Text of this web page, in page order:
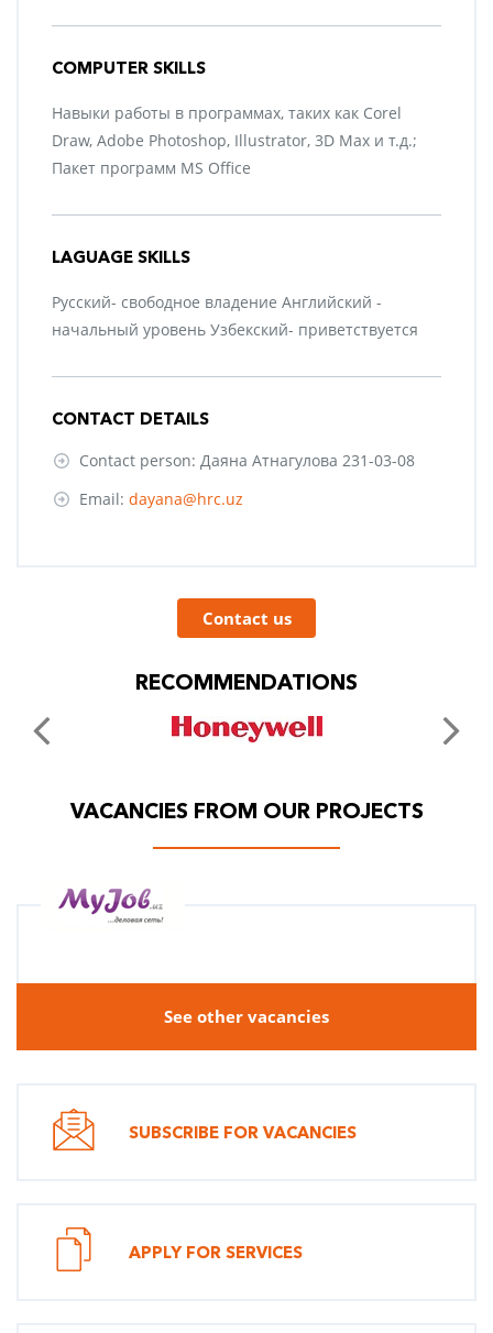
COMPUTER SKILLS
Навыки работы в программах, таких как Corel
Draw, Adobe Photoshop, Illustrator, 3D Max и т.д.;
Пакет программ MS Office
LAGUAGE SKILLS
Русский- свободное владение Английский -
начальный уровень Узбекский- приветствуется
CONTACT DETAILS
Contact person: Даяна Атнагулова 231-03-08
Email: dayana@hrc.uz
Contact us
RECOMMENDATIONS
VACANCIES FROM OUR PROJECTS
See other vacancies
SUBSCRIBE FOR VACANCIES
APPLY FOR SERVICES